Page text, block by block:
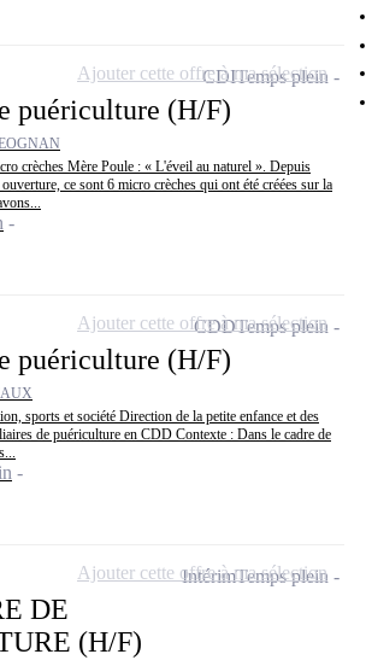
puériculture (H/F)
crèches Mère Poule : « L'éveil au naturel ». Depuis
ce sont 6 micro crèches qui ont été créées sur la
CDITemps plein
Ajouter cette offre à ma sélection
puériculture (H/F)
sports et société Direction de la petite enfance et des
de puériculture en CDD Contexte : Dans le cadre de
CDDTemps plein
Ajouter cette offre à ma sélection
DE
(H/F)
IntérimTemps plein
Ajouter cette offre à ma sélection